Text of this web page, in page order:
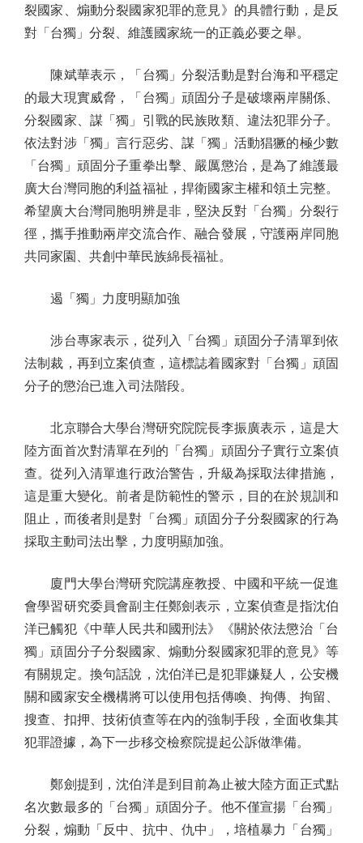
裂國家、煽動分裂國家犯罪的意見》的具體行動，是反
對「台獨」分裂、維護國家統一的正義必要之舉。
陳斌華表示，「台獨」分裂活動是對台海和平穩定
的最大現實威脅，「台獨」頑固分子是破壞兩岸關係、
分裂國家、謀「獨」引戰的民族敗類、違法犯罪分子。
依法對涉「獨」言行惡劣、謀「獨」活動猖獗的極少數
「台獨」頑固分子重拳出擊、嚴厲懲治，是為了維護最
廣大台灣同胞的利益福祉，捍衛國家主權和領土完整。
希望廣大台灣同胞明辨是非，堅決反對「台獨」分裂行
徑，攜手推動兩岸交流合作、融合發展，守護兩岸同胞
共同家園、共創中華民族綿長福祉。
遏「獨」力度明顯加強
涉台專家表示，從列入「台獨」頑固分子清單到依
法制裁，再到立案偵查，這標誌着國家對「台獨」頑固
分子的懲治已進入司法階段。
北京聯合大學台灣研究院院長李振廣表示，這是大
陸方面首次對清單在列的「台獨」頑固分子實行立案偵
查。從列入清單進行政治警告，升級為採取法律措施，
這是重大變化。前者是防範性的警示，目的在於規訓和
阻止，而後者則是對「台獨」頑固分子分裂國家的行為
採取主動司法出擊，力度明顯加強。
廈門大學台灣研究院講座教授、中國和平統一促進
會學習研究委員會副主任鄭劍表示，立案偵查是指沈伯
洋已觸犯《中華人民共和國刑法》《關於依法懲治「台
獨」頑固分子分裂國家、煽動分裂國家犯罪的意見》等
有關規定。換句話說，沈伯洋已是犯罪嫌疑人，公安機
關和國家安全機構將可以使用包括傳喚、拘傳、拘留、
搜查、扣押、技術偵查等在內的強制手段，全面收集其
犯罪證據，為下一步移交檢察院提起公訴做準備。
鄭劍提到，沈伯洋是到目前為止被大陸方面正式點
名次數最多的「台獨」頑固分子。他不僅宣揚「台獨」
分裂，煽動「反中、抗中、仇中」，培植暴力「台獨」